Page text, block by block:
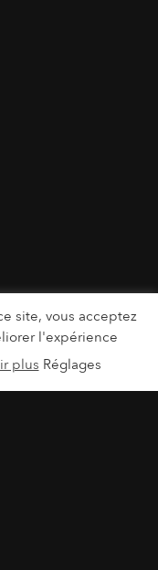
site, vous acceptez
l'expérience
plus Réglages